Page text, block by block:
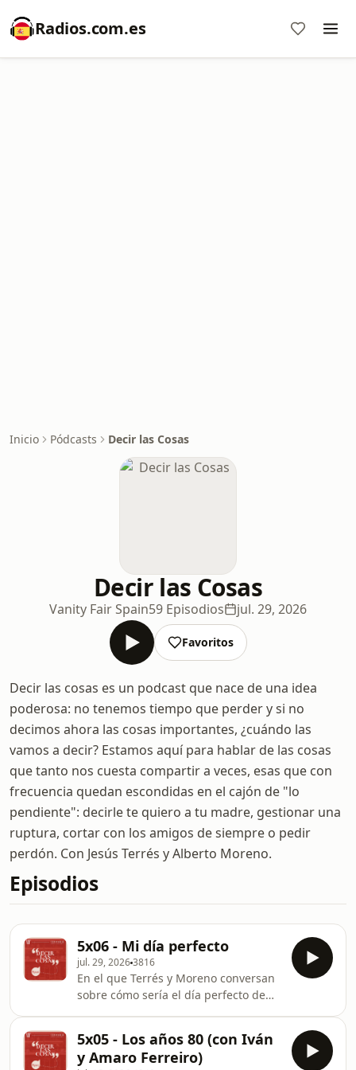
Radios.com.es
Inicio Pódcasts Decir las Cosas
Decir las Cosas
Vanity Fair Spain59 Episodios jul. 29, 2026
Favoritos
Decir las cosas es un podcast que nace de una idea
poderosa: no tenemos tiempo que perder y si no
decimos ahora las cosas importantes, ¿cuándo las
vamos a decir? Estamos aquí para hablar de las cosas
que tanto nos cuesta compartir a veces, esas que con
frecuencia quedan escondidas en el cajón de "lo
pendiente": decirle te quiero a tu madre, gestionar una
ruptura, cortar con los amigos de siempre o pedir
perdón. Con Jesús Terrés y Alberto Moreno.
Episodios
5x06 - Mi día perfecto
jul. 29, 20263816
En el que Terrés y Moreno conversan
sobre cómo sería el día perfecto de
Solos, en pareja, con niños... Hay
diferentes versiones con un común
5x05 - Los años 80 (con Iván
y Amaro Ferreiro)